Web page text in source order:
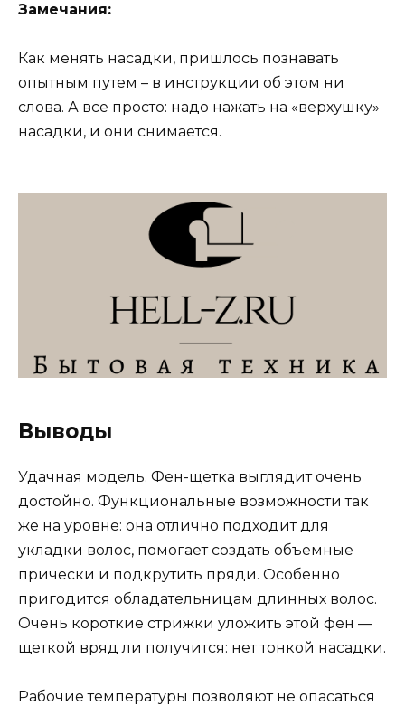
Замечания:
Как менять насадки, пришлось познавать
опытным путем – в инструкции об этом ни
слова. А все просто: надо нажать на «верхушку»
насадки, и они снимается.
Выводы
Удачная модель. Фен-щетка выглядит очень
достойно. Функциональные возможности так
же на уровне: она отлично подходит для
укладки волос, помогает создать объемные
прически и подкрутить пряди. Особенно
пригодится обладательницам длинных волос.
Очень короткие стрижки уложить этой фен —
щеткой вряд ли получится: нет тонкой насадки.
Рабочие температуры позволяют не опасаться